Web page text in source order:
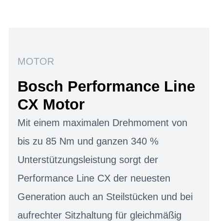
MOTOR
Bosch Performance Line
CX Motor
Mit einem maximalen Drehmoment von
bis zu 85 Nm und ganzen 340 %
Unterstützungsleistung sorgt der
Performance Line CX der neuesten
Generation auch an Steilstücken und bei
aufrechter Sitzhaltung für gleichmäßig